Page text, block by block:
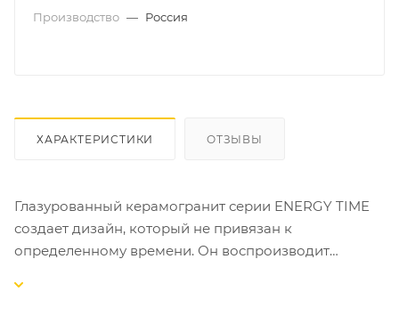
Производство — Россия
ХАРАКТЕРИСТИКИ ОТЗЫВЫ
Глазурованный керамогранит серии ENERGY TIME
создает дизайн, который не привязан к
определенному времени. Он воспроизводит